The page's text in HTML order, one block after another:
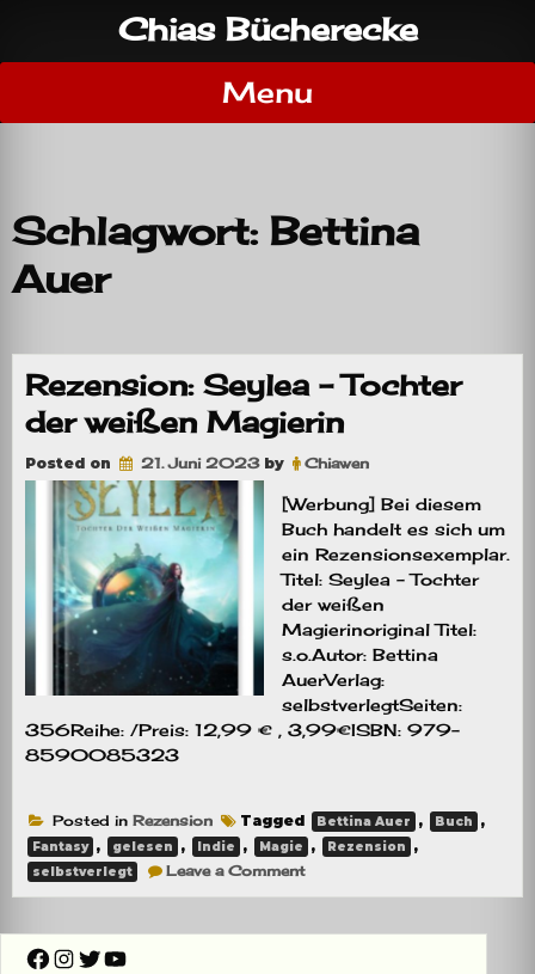
content
Chias Bücherecke
Menu
Schlagwort: Bettina
Auer
Rezension: Seylea – Tochter
der weißen Magierin
Posted on 21. Juni 2023by Chiawen
[Werbung] Bei diesem
Buch handelt es sich um
ein Rezensionsexemplar.
Titel: Seylea – Tochter
der weißen
Magierinoriginal Titel:
s.o.Autor: Bettina
AuerVerlag:
selbstverlegtSeiten:
356Reihe: /Preis: 12,99 € , 3,99€ISBN: 979-
8590085323
Posted in Rezension Tagged Bettina Auer , Buch ,
Fantasy , gelesen , Indie , Magie , Rezension ,
selbstverlegt Leave a Commenton
Seylea
Tochter
Facebook
Instagram
Twitter
YouTube